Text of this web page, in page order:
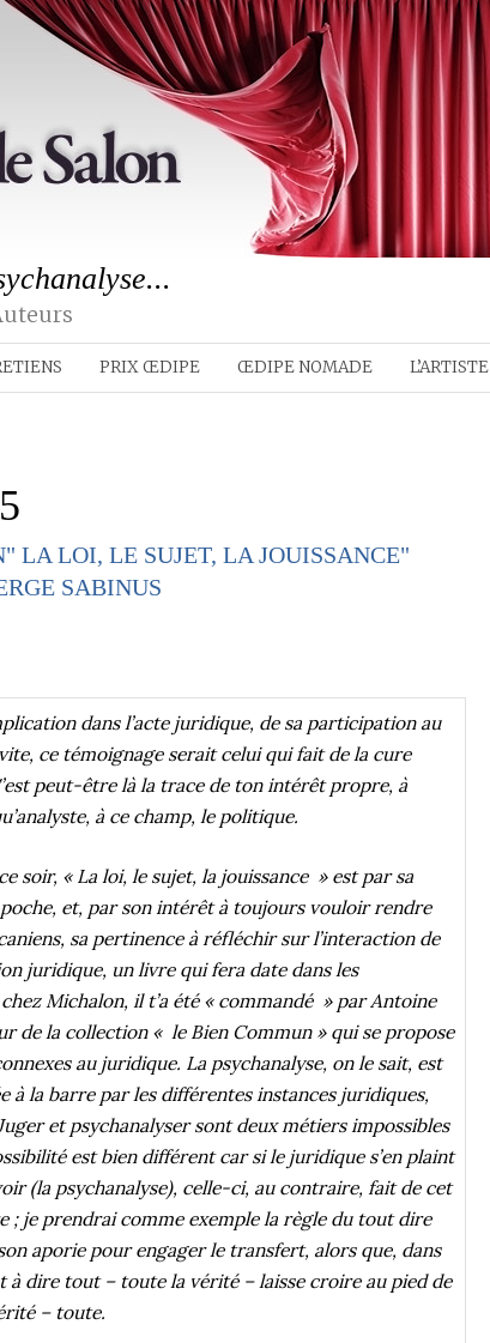
PRIX ŒDIPE ŒDIPE NOMADE L’ARTISTE
LA LOI, LE SUJET, LA JOUISSANCE"
SABINUS
dans l’acte juridique, de sa participation au
ce témoignage serait celui qui fait de la cure
peut-être là la trace de ton intérêt propre, à
à ce champ, le politique.
soir, « La loi, le sujet, la jouissance » est par sa
et, par son intérêt à toujours vouloir rendre
sa pertinence à réfléchir sur l’interaction de
juridique, un livre qui fera date dans les
Michalon, il t’a été « commandé » par Antoine
de la collection « le Bien Commun » qui se propose
au juridique. La psychanalyse, on le sait, est
à la barre par les différentes instances juridiques,
et psychanalyser sont deux métiers impossibles
est bien différent car si le juridique s’en plaint
(la psychanalyse), celle-ci, au contraire, fait de cet
; je prendrai comme exemple la règle du tout dire
aporie pour engager le transfert, alors que, dans
à dire tout – toute la vérité – laisse croire au pied de
– toute.